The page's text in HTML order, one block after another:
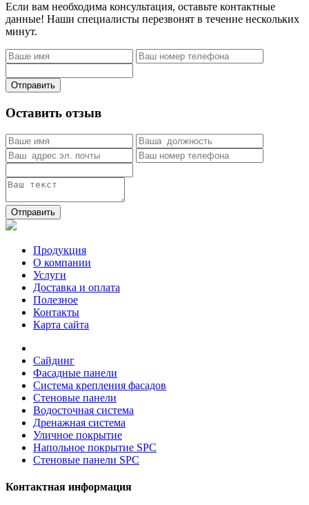
Если вам необходима консультация, оставьте контактные
данные! Наши специалисты перезвонят в течение нескольких
минут.
Отправить
Оставить отзыв
Отправить
Продукция
О компании
Услуги
Доставка и оплата
Полезное
Контакты
Карта сайта
Сайдинг
Фасадные панели
Система крепления фасадов
Стеновые панели
Водосточная система
Дренажная система
Уличное покрытие
Напольное покрытие SPC
Стеновые панели SPC
Контактная информация